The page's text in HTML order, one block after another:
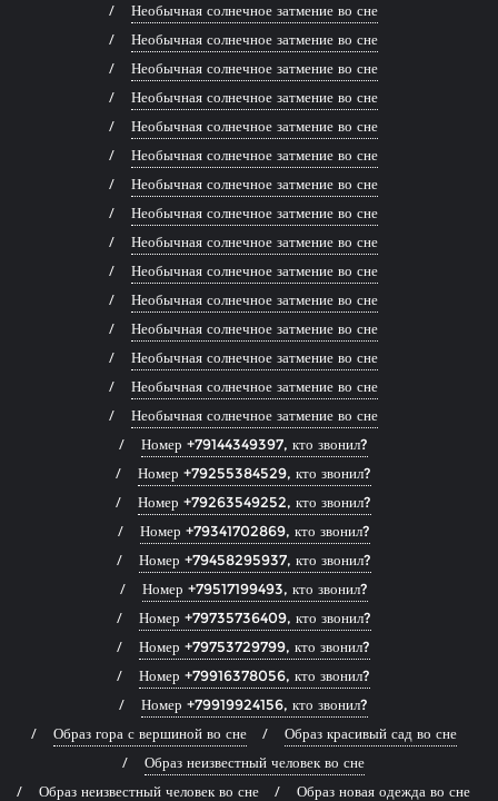
Необычная солнечное затмение во сне
Необычная солнечное затмение во сне
Необычная солнечное затмение во сне
Необычная солнечное затмение во сне
Необычная солнечное затмение во сне
Необычная солнечное затмение во сне
Необычная солнечное затмение во сне
Необычная солнечное затмение во сне
Необычная солнечное затмение во сне
Необычная солнечное затмение во сне
Необычная солнечное затмение во сне
Необычная солнечное затмение во сне
Необычная солнечное затмение во сне
Необычная солнечное затмение во сне
Необычная солнечное затмение во сне
Номер +79144349397, кто звонил?
Номер +79255384529, кто звонил?
Номер +79263549252, кто звонил?
Номер +79341702869, кто звонил?
Номер +79458295937, кто звонил?
Номер +79517199493, кто звонил?
Номер +79735736409, кто звонил?
Номер +79753729799, кто звонил?
Номер +79916378056, кто звонил?
Номер +79919924156, кто звонил?
Образ гора с вершиной во сне
Образ красивый сад во сне
Образ неизвестный человек во сне
Образ неизвестный человек во сне
Образ новая одежда во сне